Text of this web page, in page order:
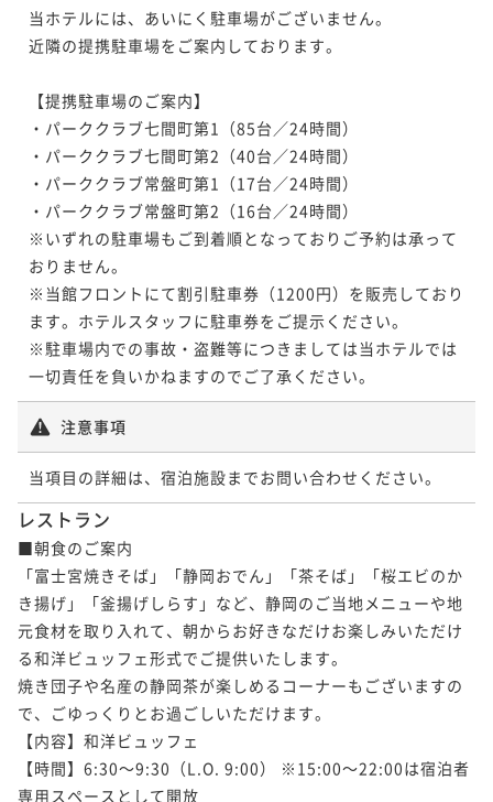
当ホテルには、あいにく駐車場がございません。
近隣の提携駐車場をご案内しております。
【提携駐車場のご案内】
・パーククラブ七間町第1（85台／24時間）
・パーククラブ七間町第2（40台／24時間）
・パーククラブ常盤町第1（17台／24時間）
・パーククラブ常盤町第2（16台／24時間）
※いずれの駐車場もご到着順となっておりご予約は承って
おりません。
※当館フロントにて割引駐車券（1200円）を販売しており
ます。ホテルスタッフに駐車券をご提示ください。
※駐車場内での事故・盗難等につきましては当ホテルでは
一切責任を負いかねますのでご了承ください。
注意事項
当項目の詳細は、宿泊施設までお問い合わせください。
レストラン
■朝食のご案内
「富士宮焼きそば」「静岡おでん」「茶そば」「桜エビのか
き揚げ」「釜揚げしらす」など、静岡のご当地メニューや地
元食材を取り入れて、朝からお好きなだけお楽しみいただけ
る和洋ビュッフェ形式でご提供いたします。
焼き団子や名産の静岡茶が楽しめるコーナーもございますの
で、ごゆっくりとお過ごしいただけます。
【内容】和洋ビュッフェ
【時間】6:30～9:30（L.O. 9:00） ※15:00～22:00は宿泊者
専用スペースとして開放